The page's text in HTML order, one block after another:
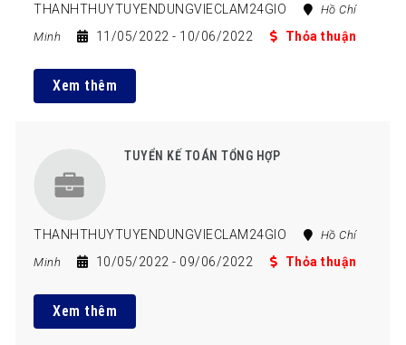
THANHTHUYTUYENDUNGVIECLAM24GIO
Hồ Chí
Minh
11/05/2022- 10/06/2022 Thỏa thuận
Xem thêm
TUYỂN KẾ TOÁN TỔNG HỢP
THANHTHUYTUYENDUNGVIECLAM24GIO
Hồ Chí
Minh
10/05/2022- 09/06/2022 Thỏa thuận
Xem thêm